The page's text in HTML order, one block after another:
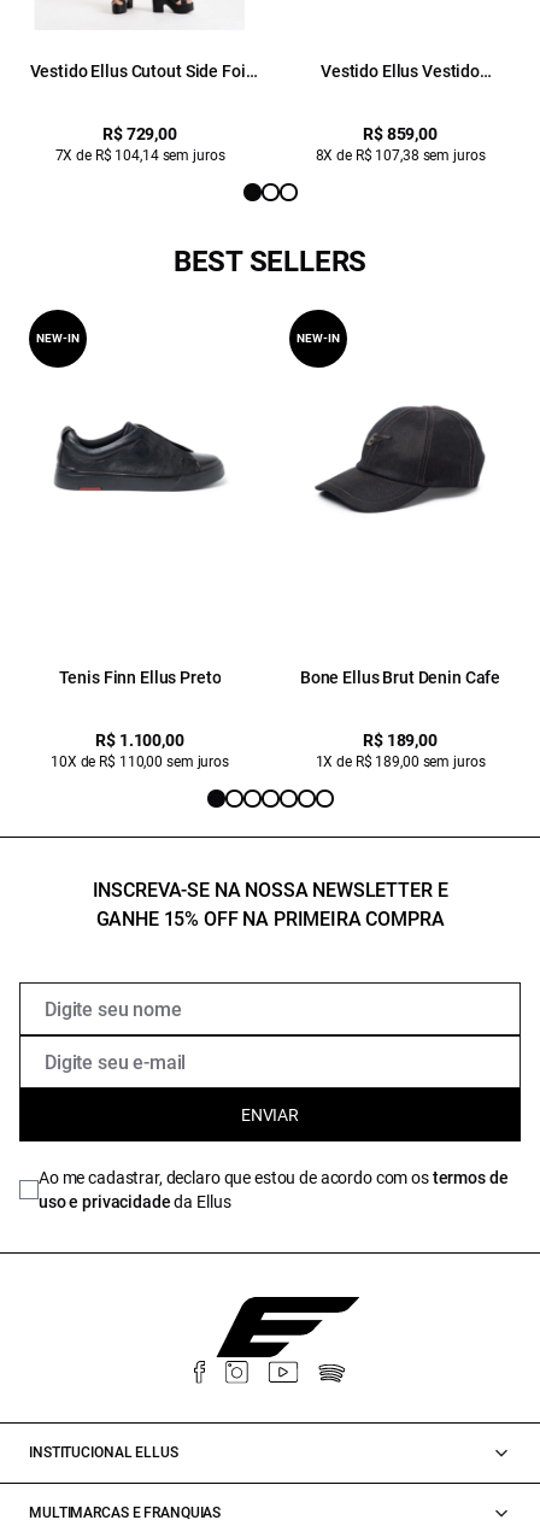
Vestido Ellus Cutout Side Foil
R$ 729,00
7X de R$ 104,14 sem juros
Vestido Ellus Vestido
R$ 859,00
8X de R$ 107,38 sem juros
BEST SELLERS
Tenis Finn Ellus Preto
R$ 1.100,00
10X de R$ 110,00 sem juros
NEW-IN
Bone Ellus Brut Denin Cafe
R$ 189,00
1X de R$ 189,00 sem juros
NEW-IN
INSCREVA-SE NA NOSSA NEWSLETTER E
GANHE 15% OFF NA PRIMEIRA COMPRA
ENVIAR
Ao me cadastrar, declaro que estou de acordo com ostermos de
uso e privacidadeda Ellus
INSTITUCIONAL ELLUS
MULTIMARCAS E FRANQUIAS